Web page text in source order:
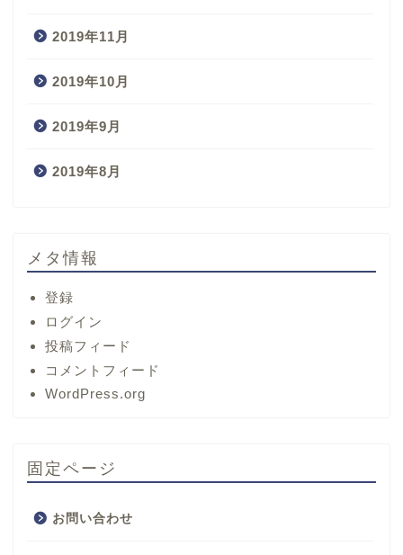
2019年11月
2019年10月
2019年9月
2019年8月
メタ情報
登録
ログイン
投稿フィード
コメントフィード
WordPress.org
固定ページ
お問い合わせ
プロフィール